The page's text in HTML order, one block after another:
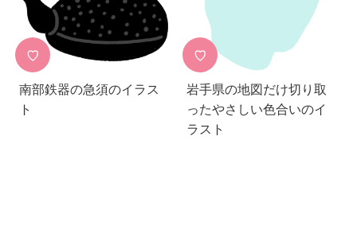
♡
南部鉄器の急須のイラス
ト
♡
岩手県の地図だけ切り取
ったやさしい色合いのイ
ラスト